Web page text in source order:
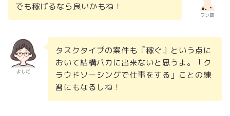
ワン蔵
でも稼げるなら良いかもね！
よしだ
タスクタイプの案件も『稼ぐ』という点に
おいて結構バカに出来ないと思うよ。「ク
ラウドソーシングで仕事をする」ことの練
習にもなるしね！